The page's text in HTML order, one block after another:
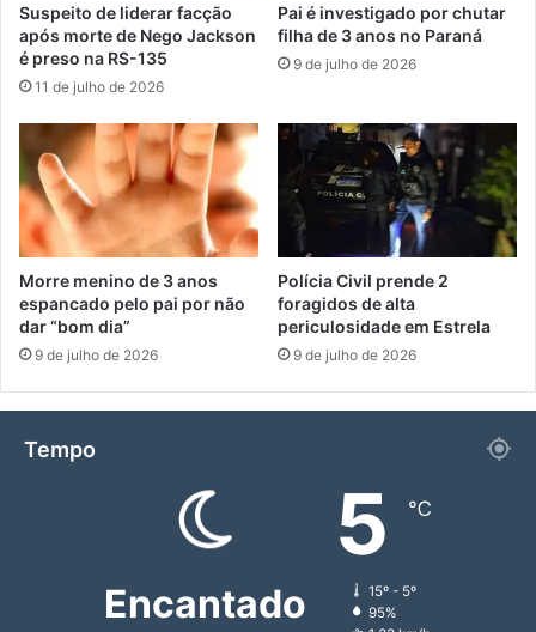
Suspeito de liderar facção
após morte de Nego Jackson
é preso na RS-135
11 de julho de 2026
Pai é investigado por chutar
filha de 3 anos no Paraná
9 de julho de 2026
Morre menino de 3 anos
espancado pelo pai por não
dar “bom dia”
9 de julho de 2026
Polícia Civil prende 2
foragidos de alta
periculosidade em Estrela
9 de julho de 2026
Tempo
Encantado
5 ℃
15º - 5º
95%